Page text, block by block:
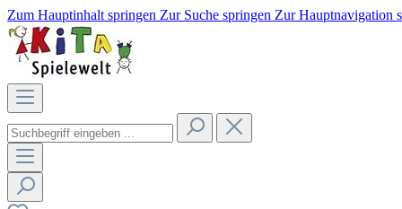
Zum Hauptinhalt springen Zur Suche springen Zur Hauptnavigation